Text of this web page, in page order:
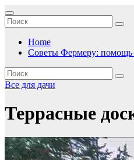
Перейти
к
содержимому
Home
Советы Фермеру:
Все для дачи
Террасные